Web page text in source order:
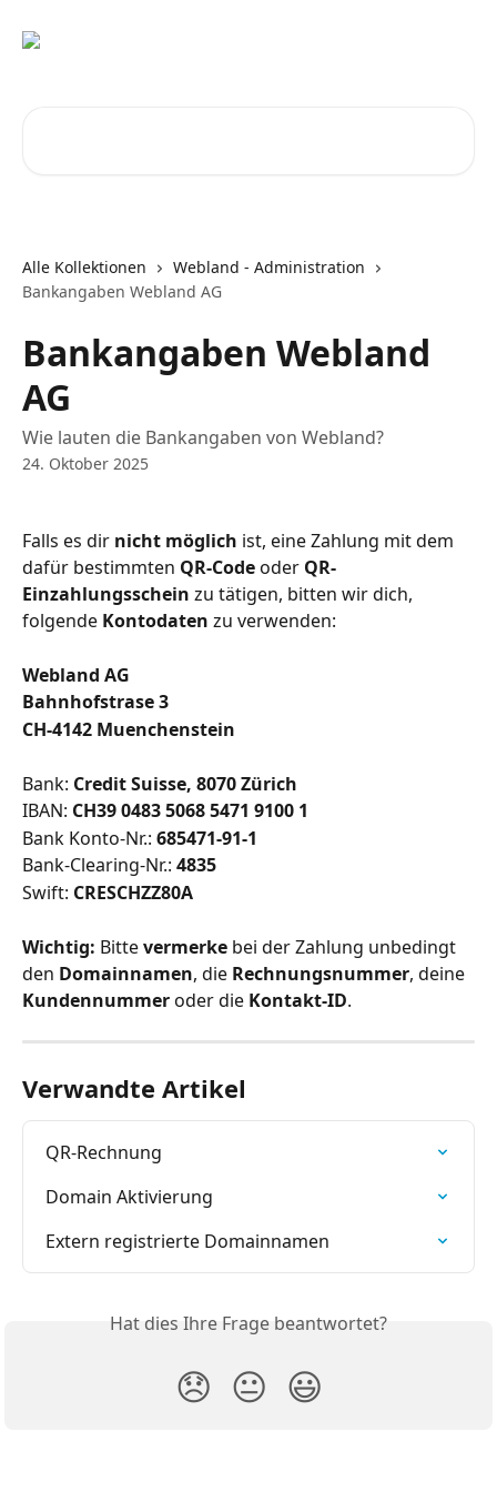
Alle Kollektionen
Webland - Administration
Bankangaben Webland AG
Bankangaben Webland
AG
Wie lauten die Bankangaben von Webland?
24. Oktober 2025
Falls es dir nicht möglich ist, eine Zahlung mit dem
dafür bestimmten QR-Code oder QR-
Einzahlungsschein zu tätigen, bitten wir dich,
folgende Kontodaten zu verwenden:
Webland AG
Bahnhofstrase 3
CH-4142 Muenchenstein
Bank: Credit Suisse, 8070 Zürich
IBAN: CH39 0483 5068 5471 9100 1
Bank Konto-Nr.: 685471-91-1
Bank-Clearing-Nr.: 4835
Swift: CRESCHZZ80A
Wichtig: Bitte vermerke bei der Zahlung unbedingt
den Domainnamen, die Rechnungsnummer, deine
Kundennummer oder die Kontakt-ID.
Verwandte Artikel
QR-Rechnung
Domain Aktivierung
Extern registrierte Domainnamen
Hat dies Ihre Frage beantwortet?
😞 😐 😃